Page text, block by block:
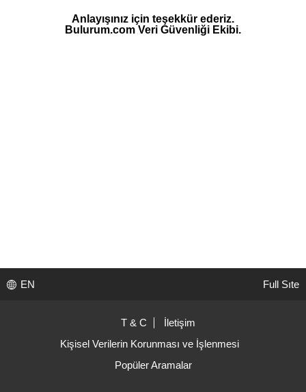
Anlayışınız için teşekkür ederiz.
Bulurum.com Veri Güvenliği Ekibi.
EN Full Sıte
T & C
İletişim
Kişisel Verilerin Korunması ve İşlenmesi
Popüler Aramalar